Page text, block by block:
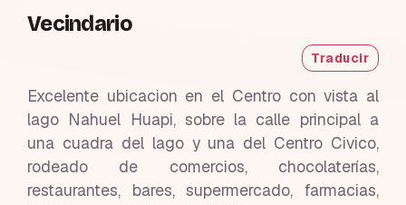
Vecindario
Traducir
Excelente ubicacion en el Centro con vista al
lago Nahuel Huapi, sobre la calle principal a
una cuadra del lago y una del Centro Civico,
rodeado de comercios, chocolaterías,
restaurantes, bares, supermercado, farmacias,